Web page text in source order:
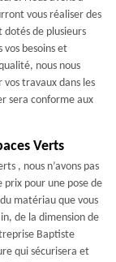
vous réaliser des
dotés de plusieurs
vos besoins et
nous nous
vos travaux dans les
sera conforme aux
Verts
, nous n’avons pas
pour une pose de
matériau que vous
de la dimension de
Baptiste
qui sécurisera et